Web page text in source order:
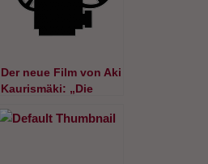
Der neue Film von Aki
Kaurismäki: „Die
Hoffnung“. Jetzt im